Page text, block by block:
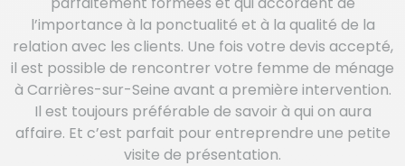
l’importance à la ponctualité et à la qualité de la
relation avec les clients. Une fois votre devis accepté,
il est possible de rencontrer votre femme de ménage
à Carrières-sur-Seine avant a première intervention.
Il est toujours préférable de savoir à qui on aura
affaire. Et c’est parfait pour entreprendre une petite
visite de présentation.